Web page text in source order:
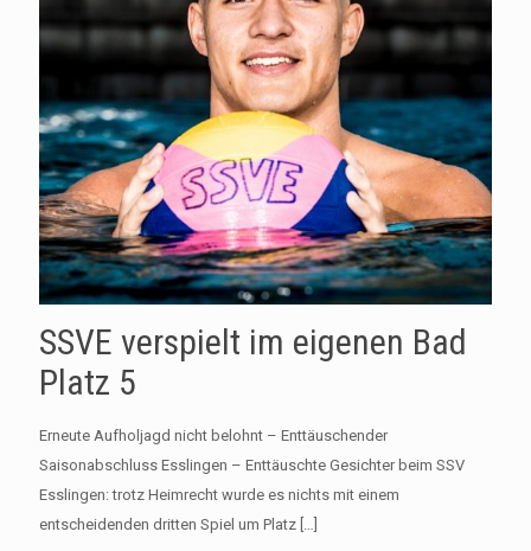
SSVE verspielt im eigenen Bad
Platz 5
Erneute Aufholjagd nicht belohnt – Enttäuschender
Saisonabschluss Esslingen – Enttäuschte Gesichter beim SSV
Esslingen: trotz Heimrecht wurde es nichts mit einem
entscheidenden dritten Spiel um Platz